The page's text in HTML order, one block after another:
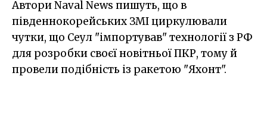
Автори Naval News пишуть, що в
південнокорейських ЗМІ циркулювали
чутки, що Сеул "імпортував" технології з РФ
для розробки своєї новітньої ПКР, тому й
провели подібність із ракетою "Яхонт".